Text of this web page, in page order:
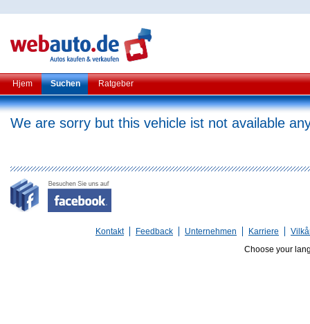
Hjem Suchen Ratgeber
We are sorry but this vehicle ist not available
Kontakt Feedback Unternehmen Karriere
Choose your